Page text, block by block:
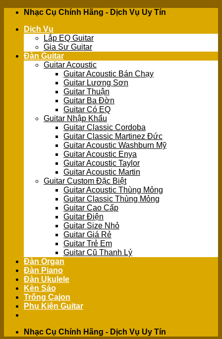
Skip
content
Nhạc Cụ Chính Hãng - Dịch Vụ Uy Tín
Dịch Vụ
Lắp EQ Guitar
Gia Sư Guitar
Đàn Guitar
Guitar Acoustic
Guitar Acoustic Bán Chạy
Guitar Lương Sơn
Guitar Thuận
Guitar Ba Đờn
Guitar Có EQ
Guitar Nhập Khẩu
Guitar Classic Cordoba
Guitar Classic Martinez Đức
Guitar Acoustic Washburn Mỹ
Guitar Acoustic Enya
Guitar Acoustic Taylor
Guitar Acoustic Martin
Guitar Custom Đặc Biệt
Guitar Acoustic Thùng Mỏng
Guitar Classic Thùng Mỏng
Guitar Cao Cấp
Guitar Điện
Guitar Size Nhỏ
Guitar Giá Rẻ
Guitar Trẻ Em
Guitar Cũ Thanh Lý
Đàn Organ
Đàn Piano
Đàn Ukulele
Kèn Sáo
Trống Cajon
Phụ Kiện Guitar
Nhạc Cụ Chính Hãng - Dịch Vụ Uy Tín